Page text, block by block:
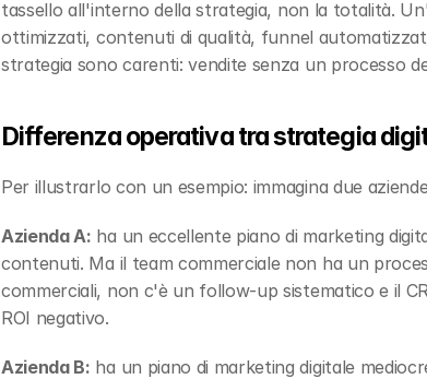
tassello all'interno della strategia, non la totalità.
ottimizzati, contenuti di qualità, funnel
strategia sono carenti: vendite senza un processo
Differenza operativa tra strategia
Per illustrarlo con un esempio: immagina due
Azienda A: ha un eccellente piano di marketing
contenuti. Ma il team commerciale non ha un
commerciali, non c'è un follow-up sistematico e il
ROI negativo.
Azienda B: ha un piano di marketing digitale